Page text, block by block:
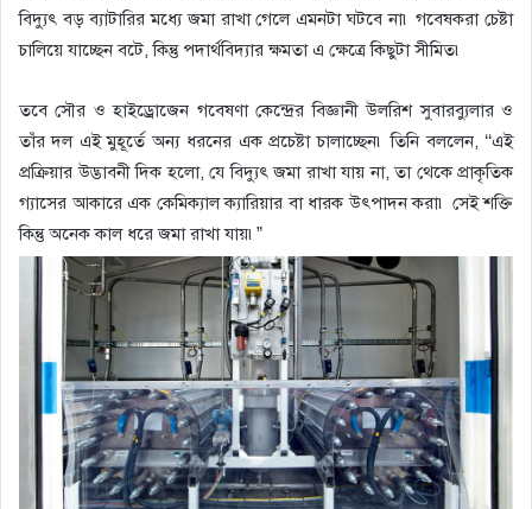
বিদ্যুৎ বড় ব্যাটারির মধ্যে জমা রাখা গেলে এমনটা ঘটবে না৷ গবেষকরা চেষ্টা
চালিয়ে যাচ্ছেন বটে, কিন্তু পদার্থবিদ্যার ক্ষমতা এ ক্ষেত্রে কিছুটা সীমিত৷
তবে সৌর ও হাইড্রোজেন গবেষণা কেন্দ্রের বিজ্ঞানী উলরিশ সুবারব্যুলার ও
তাঁর দল এই মুহূর্তে অন্য ধরনের এক প্রচেষ্টা চালাচ্ছেন৷ তিনি বললেন, ‘‘এই
প্রক্রিয়ার উদ্ভাবনী দিক হলো, যে বিদ্যুৎ জমা রাখা যায় না, তা থেকে প্রাকৃতিক
গ্যাসের আকারে এক কেমিক্যাল ক্যারিয়ার বা ধারক উৎপাদন করা৷ সেই শক্তি
কিন্তু অনেক কাল ধরে জমা রাখা যায়৷”